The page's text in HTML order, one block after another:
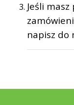
Jeśli
napisz do